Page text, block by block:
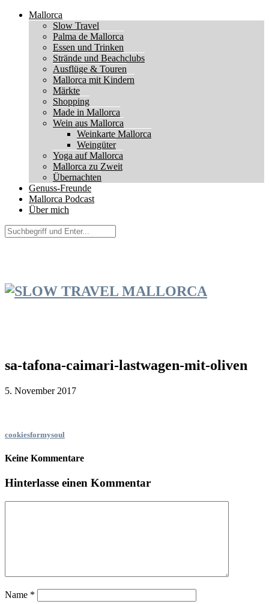
Mallorca
Slow Travel
Palma de Mallorca
Essen und Trinken
Strände und Beachclubs
Ausflüge & Touren
Mallorca mit Kindern
Märkte
Shopping
Made in Mallorca
Wein aus Mallorca
Weinkarte Mallorca
Weingüter
Yoga auf Mallorca
Mallorca zu Zweit
Übernachten
Genuss-Freunde
Mallorca Podcast
Über mich
sa-tafona-caimari-lastwagen-mit-oliven
5. November 2017
cookiesformysoul
Keine Kommentare
Hinterlasse einen Kommentar
Name *